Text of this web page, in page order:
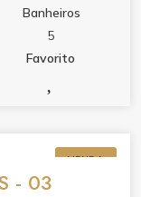
banheira
para o dia a
com
cresce em
sala de
Banheiros
5
Favorito
VENDA
- 03